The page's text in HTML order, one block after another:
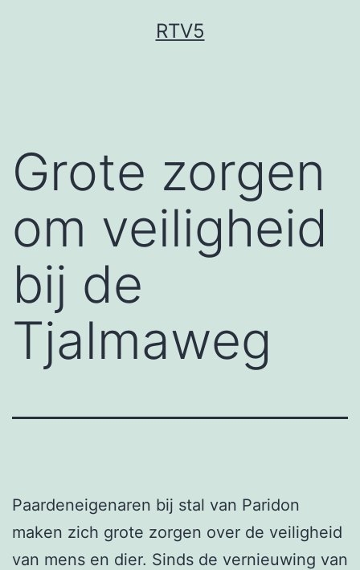
RTV5
Grote zorgen
om veiligheid
bij de
Tjalmaweg
Paardeneigenaren bij stal van Paridon
maken zich grote zorgen over de veiligheid
van mens en dier. Sinds de vernieuwing van